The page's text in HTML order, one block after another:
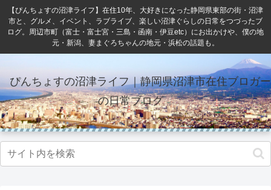
【ぴんちょすの沼津ライフ】在住10年、大好きになった静岡県東部の街・沼津
市と、グルメ、イベント、ラブライブ、楽しい沼津ぐらしの日常をつづったブ
ログ。周辺市町（富士・富士宮・三島・函南・伊豆etc）にお出かけや、僕の地
元・新潟、妻まぐろちゃんの地元・浜松の話題も。
ぴんちょすの沼津ライフ｜静岡県沼津市在住ブロガー
の日常ブログ